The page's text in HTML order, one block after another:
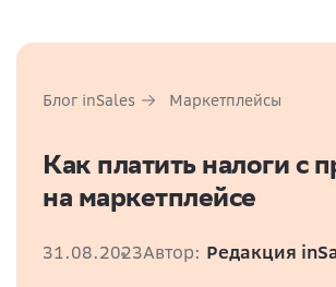
Блог inSales Маркетплейсы
Как платить налоги с
на маркетплейсе
31.08.2023Автор: Редакция